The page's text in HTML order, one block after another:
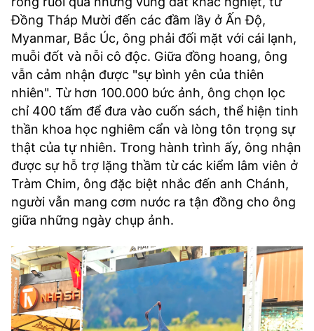
Đồng Tháp Mười đến các đầm lầy ở Ấn Độ,
Myanmar, Bắc Úc, ông phải đối mặt với cái lạnh,
muỗi đốt và nỗi cô độc. Giữa đồng hoang, ông
vẫn cảm nhận được "sự bình yên của thiên
nhiên". Từ hơn 100.000 bức ảnh, ông chọn lọc
chỉ 400 tấm để đưa vào cuốn sách, thể hiện tinh
thần khoa học nghiêm cẩn và lòng tôn trọng sự
thật của tự nhiên. Trong hành trình ấy, ông nhận
được sự hỗ trợ lặng thầm từ các kiểm lâm viên ở
Tràm Chim, ông đặc biệt nhắc đến anh Chánh,
người vẫn mang cơm nước ra tận đồng cho ông
giữa những ngày chụp ảnh.